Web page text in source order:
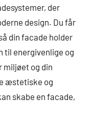
der
design. Du får
din facade holder
til energivenlige og
miljøet og din
æstetiske og
skabe en facade,